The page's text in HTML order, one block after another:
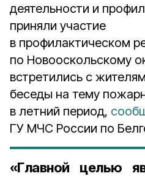
деятельности и
приняли участие
в профилактическом
по Новооскольскому
встретились с
беседы на тему
в летний период,
ГУ МЧС России по
«Главной целью